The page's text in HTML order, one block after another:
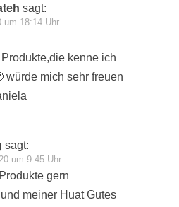
sagt:
um 18:14 Uhr
kenne ich
würde mich sehr freuen
sagt:
um 9:45 Uhr
gern
meiner Huat Gutes